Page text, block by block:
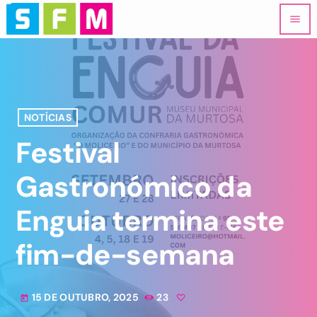
menu
NOTÍCIAS
Festival
Gastronómico da
Enguia termina este
fim-de-semana
today 15 DE OUTUBRO, 2025 23